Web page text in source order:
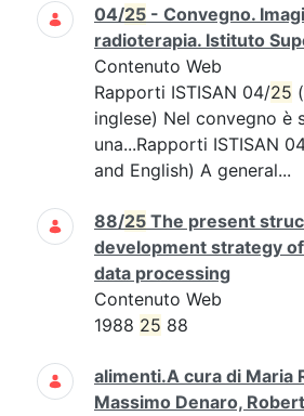
04/25 - Convegno.
radioterapia. Istituto
Contenuto Web
Rapporti ISTISAN 04/25
inglese) Nel convegno è
una...Rapporti ISTISAN
and English) A general...
88/25 The present
development strategy
data processing
Contenuto Web
1988 25 88
alimenti.A cura di Maria
Massimo Denaro,